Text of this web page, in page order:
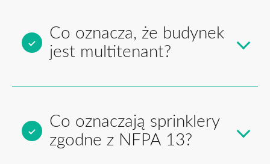
Co oznacza, że budynek
jest multitenant?
Co oznaczają sprinklery
zgodne z NFPA 13?